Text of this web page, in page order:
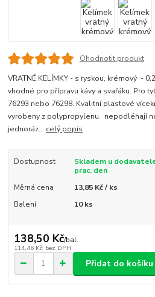
Ohodnotit produkt
VRATNÉ KELÍMKY - s ryskou, krémový -
vhodné pro přípravu kávy a svařáku. Pro
76293 nebo 76298. Kvalitní plastové
vyrobeny z polypropylenu. nepodléhají
jednoráz... celý popis
Dostupnost
Skladem u
prac. den
Měrná cena
13,85 Kč / ks
Balení
10 ks
138,50 Kč/bal.
114,46 Kč bez DPH
Přidat do košíku